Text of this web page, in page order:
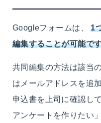
Googleフォームは、1
編集することが可能で
共同編集の方法は該当
はメールアドレスを追
申込書を上司に確認し
アンケートを作りたい